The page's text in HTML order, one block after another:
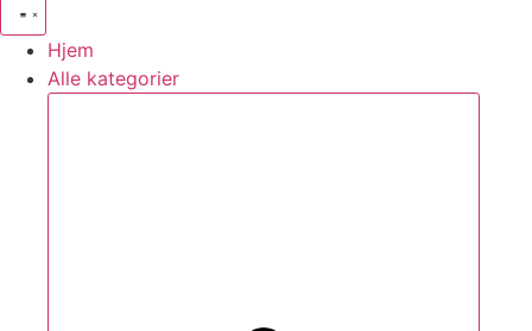
Hjem
Alle kategorier